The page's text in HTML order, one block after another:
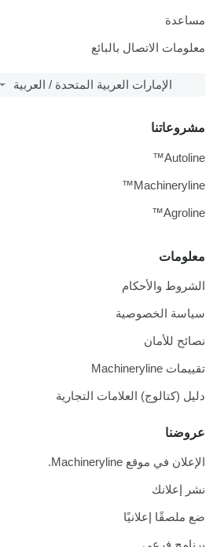
مساعدة
معلومات الاتصال بالبائع
الإمارات العربية المتحدة / العربية
معلومات
الشروط والأحكام
سياسة الخصوصية
نصائح للأمان
تقييمات Machineryline
دليل (كتالوج) العلامات التجارية
عروضنا
الإعلان في موقع Machineryline.
نشر إعلانك
ضع ملصقًا إعلانيًا
برنامج فرعي
مشروعاتنا
Autoline™
Machineryline™
Agroline™